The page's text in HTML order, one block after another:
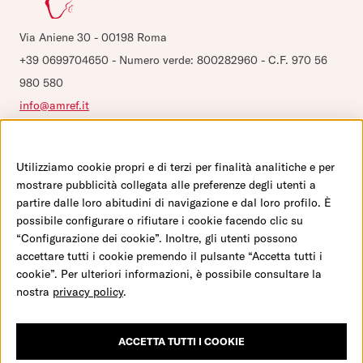
Utilizziamo cookie propri e di terzi per finalità analitiche e per
mostrare pubblicità collegata alle preferenze degli utenti a
partire dalle loro abitudini di navigazione e dal loro profilo. È
possibile configurare o rifiutare i cookie facendo clic su
“Configurazione dei cookie”. Inoltre, gli utenti possono
accettare tutti i cookie premendo il pulsante “Accetta tutti i
cookie”. Per ulteriori informazioni, è possibile consultare la
nostra privacy policy.
ACCETTA TUTTI I COOKIE
Benefici Fiscali
Domande frequenti
Configurazione Cookies
Via Aniene 30 - 00198 Roma
+39 0699704650 - Numero verde: 800282960 - C.F. 970 56
980 580
info@amref.it
©2026 Amref Health Africa - C.F. 970 56 980 580 - P.IVA 0547 117 1008 - C/C P 350
23 001 - IBAN IT19 H01030 03202 000001007932
Facebook Twitter Youtube Instagram LinkedIn
Credits
Salva una mamma e il suo bambino
Milioni di donne, come Nia, in Africa partoriscono